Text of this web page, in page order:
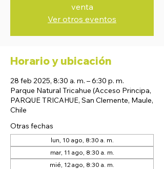
venta
Ver otros eventos
Horario y ubicación
28 feb 2025, 8:30 a. m. – 6:30 p. m.
Parque Natural Tricahue (Acceso Principa,
PARQUE TRICAHUE, San Clemente, Maule,
Chile
Otras fechas
lun, 10 ago, 8:30 a. m.
mar, 11 ago, 8:30 a. m.
mié, 12 ago, 8:30 a. m.